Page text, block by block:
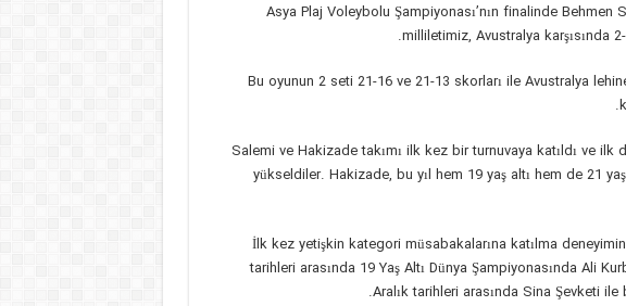
Asya Plaj Voleybolu Şampiyonası’nın finalinde Behmen
milliletimiz, Avustralya karşısında
Bu oyunun 2 seti 21-16 ve 21-13 skorları ile Avustralya
Salemi ve Hakizade takımı ilk kez bir turnuvaya katıldı ve ilk
yükseldiler. Hakizade, bu yıl hem 19 yaş altı hem de 21
İlk kez yetişkin kategori müsabakalarına katılma
tarihleri ​​arasında 19 Yaş Altı Dünya Şampiyonasında Ali
Aralık tarihleri ​​arasında Sina Şevketi